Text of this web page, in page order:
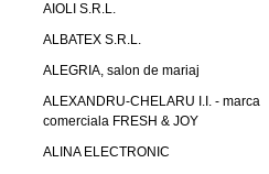
AIOLI S.R.L.
ALBATEX S.R.L.
ALEGRIA, salon de mariaj
ALEXANDRU-CHELARU I.I. - marca
comerciala FRESH & JOY
ALINA ELECTRONIC